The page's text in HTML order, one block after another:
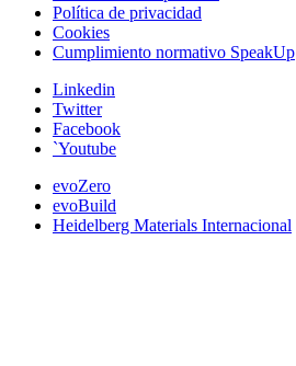
Política de privacidad
Cookies
Cumplimiento normativo SpeakUp
Linkedin
Twitter
Facebook
`Youtube
evoZero
evoBuild
Heidelberg Materials Internacional